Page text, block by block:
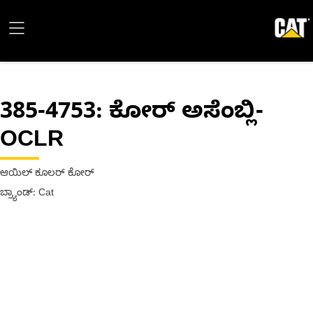
385-4753: ಕೋರ್ ಅಸೆಂಬ್ಲಿ-
OCLR
ಆಯಿಲ್ ಕೂಲರ್ ಕೋರ್
ಬ್ರ್ಯಾಂಡ್: Cat